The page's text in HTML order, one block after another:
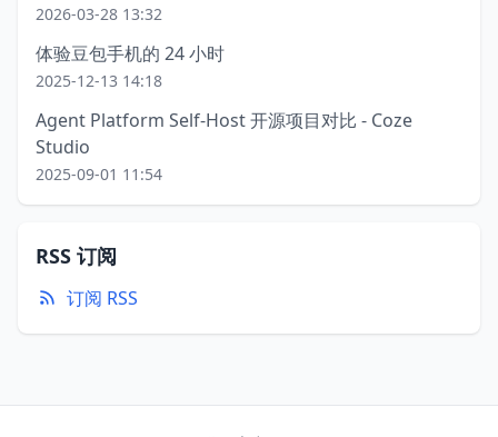
2026-03-28 13:32
体验豆包手机的 24 小时
2025-12-13 14:18
Agent Platform Self-Host 开源项目对比 - Coze
Studio
2025-09-01 11:54
RSS 订阅
订阅 RSS